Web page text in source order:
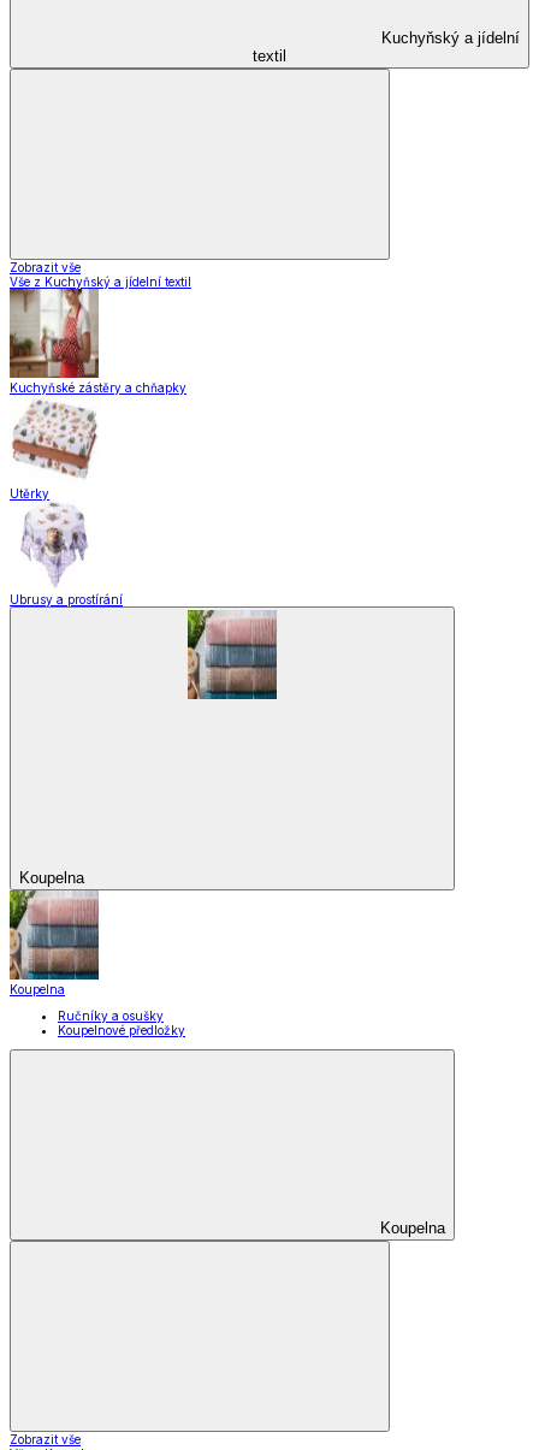
Kuchyňský a jídelní
textil
Zobrazit vše
Vše z Kuchyňský a jídelní textil
Kuchyňské zástěry a chňapky
Utěrky
Ubrusy a prostírání
Koupelna
Koupelna
Ručníky a osušky
Koupelnové předložky
Koupelna
Zobrazit vše